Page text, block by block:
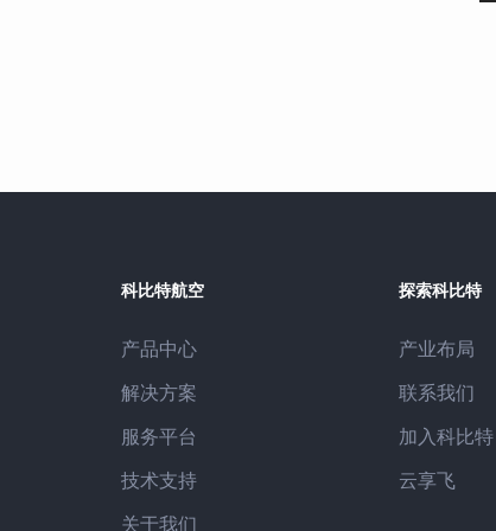
科比特航空
产品中心
解决方案
服务平台
技术支持
关于我们
探索科比特
产业布局
联系我们
加入科比特
云享飞